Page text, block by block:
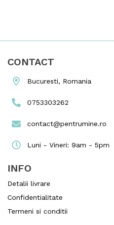
CONTACT
Bucuresti, Romania
0753303262
contact@pentrumine.ro
Luni - Vineri: 9am - 5pm
INFO
Detalii livrare
Confidentialitate
Termeni si conditii